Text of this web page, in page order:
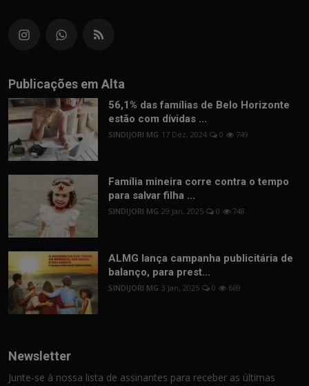
Publicações em Alta
56,1% das famílias de Belo Horizonte
estão com dívidas ...
SINDIJORI MG 17 Dez, 2024 0 749
Família mineira corre contra o tempo
para salvar filha ...
SINDIJORI MG 29 Jan, 2025 0 748
ALMG lança campanha publicitária de
balanço, para prest...
SINDIJORI MG 3 Jan, 2025 0 669
Newsletter
Junte-se à nossa lista de assinantes para receber as últimas